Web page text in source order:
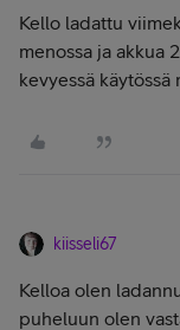
Kello ladattu
menossa ja akkua
kevyessä käytössä
kiisseli67
Kelloa olen
puheluun olen